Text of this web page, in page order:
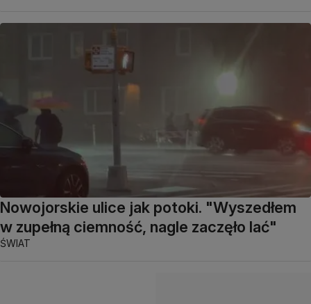
Nowojorskie ulice jak potoki. "Wyszedłem
w zupełną ciemność, nagle zaczęło lać"
ŚWIAT